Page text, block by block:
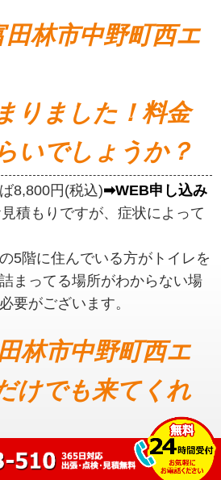
田林市中野町西エ
りました！料金
いでしょうか？
8,800円(税込)➡WEB申し込み
積もりですが、症状によって
5階に住んでいる方がトイレを
まってる場所がわからない場
要がございます。
林市中野町西エ
けでも来てくれ
です。